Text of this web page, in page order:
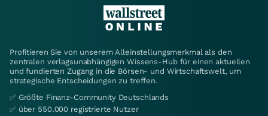
Profitieren Sie von unserem Alleinstellungsmerkmal als den
zentralen verlagsunabhängigen Wissens-Hub für einen aktuellen
und fundierten Zugang in die Börsen- und Wirtschaftswelt, um
strategische Entscheidungen zu treffen.
✅ Größte Finanz-Community Deutschlands
✅ über 550.000 registrierte Nutzer